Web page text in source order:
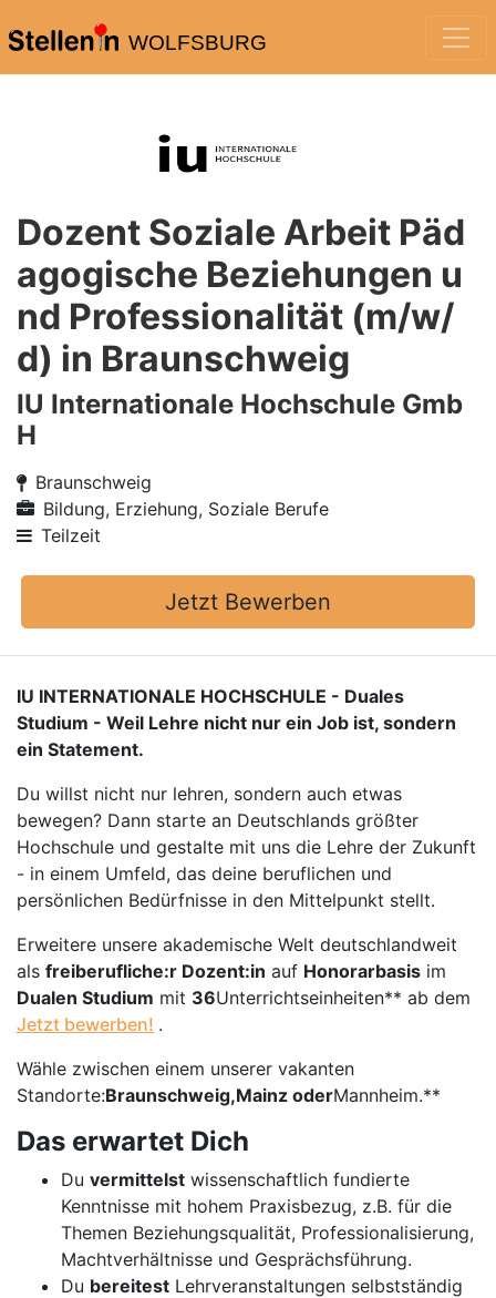
WOLFSBURG
Dozent Soziale Arbeit Päd
agogische Beziehungen u
nd Professionalität (m/w/
d) in Braunschweig
IU Internationale Hochschule Gmb
H
Braunschweig
Bildung, Erziehung, Soziale Berufe
Teilzeit
Jetzt Bewerben
IU INTERNATIONALE HOCHSCHULE - Duales
Studium - Weil Lehre nicht nur ein Job ist, sondern
ein Statement.
Du willst nicht nur lehren, sondern auch etwas
bewegen? Dann starte an Deutschlands größter
Hochschule und gestalte mit uns die Lehre der Zukunft
- in einem Umfeld, das deine beruflichen und
persönlichen Bedürfnisse in den Mittelpunkt stellt.
Erweitere unsere akademische Welt deutschlandweit
als freiberufliche:r Dozent:in auf Honorarbasis im
Dualen Studium mit 36Unterrichtseinheiten** ab dem
Jetzt bewerben! .
Wähle zwischen einem unserer vakanten
Standorte:Braunschweig,Mainz oderMannheim.**
Das erwartet Dich
Du vermittelst wissenschaftlich fundierte
Kenntnisse mit hohem Praxisbezug, z.B. für die
Themen Beziehungsqualität, Professionalisierung,
Machtverhältnisse und Gesprächsführung.
Du bereitest Lehrveranstaltungen selbstständig